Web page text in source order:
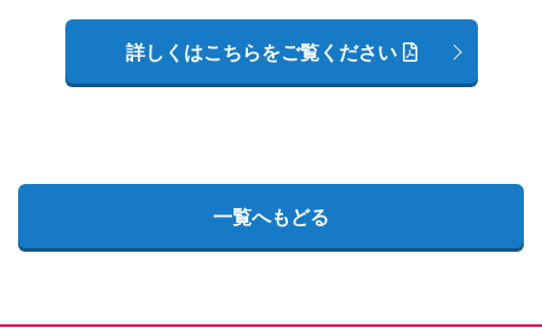
詳しくはこちらをご覧ください
一覧へもどる